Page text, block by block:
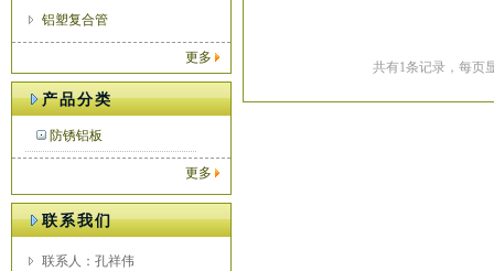
铝塑复合管
更多
产品分类
防锈铝板
更多
联系我们
联系人：孔祥伟
共有1条记录，每页